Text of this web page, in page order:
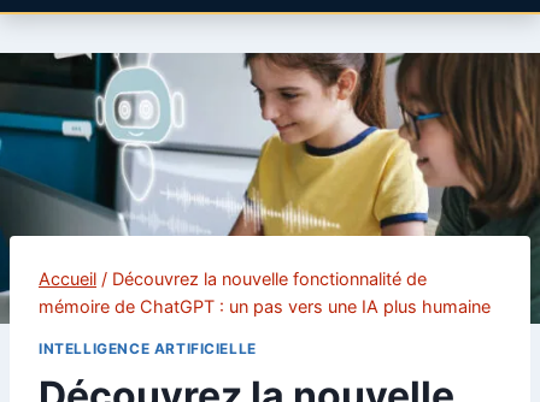
Accueil / Découvrez la nouvelle fonctionnalité de
mémoire de ChatGPT : un pas vers une IA plus humaine
INTELLIGENCE ARTIFICIELLE